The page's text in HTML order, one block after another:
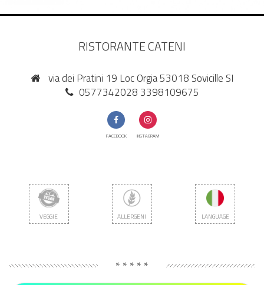
RISTORANTE CATENI
via dei Pratini 19 Loc Orgia 53018 Sovicille SI
0577342028 3398109675
FACEBOOK INSTAGRAM
VEGGIE ALLERGENI LANGUAGE
* * * * *